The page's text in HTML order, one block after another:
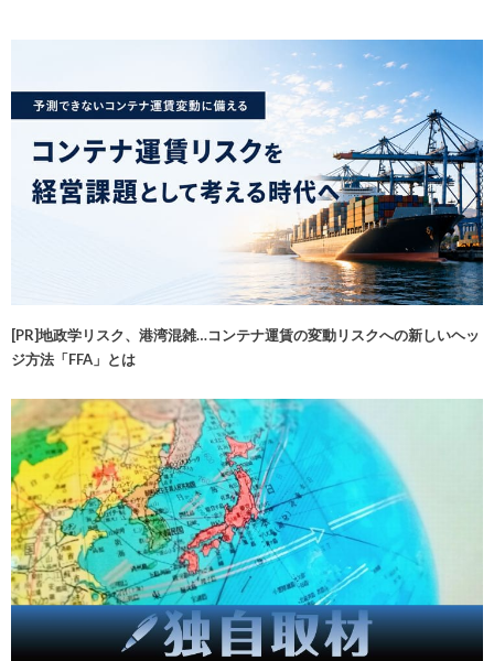
[PR]地政学リスク、港湾混雑…コンテナ運賃の変動リスクへの新しいヘッ
ジ方法「FFA」とは